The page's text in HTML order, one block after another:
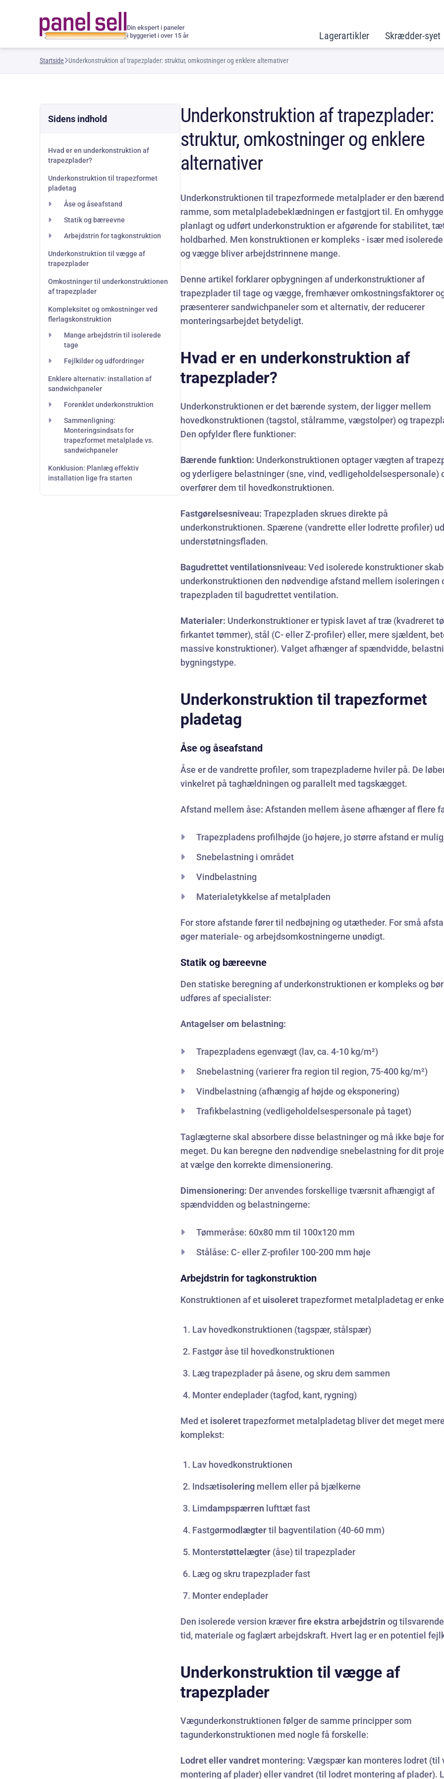
Din ekspert i paneler
i byggeriet i over 15 år
Lagerartikler Skrædder-syet
Startside Underkonstruktion af trapezplader: struktur, omkostninger og enklere alternativer
Underkonstruktion af trapezplader:
struktur, omkostninger og enklere
alternativer
Underkonstruktionen til trapezformede metalplader er den
ramme, som metalpladebeklædningen er fastgjort til. En
planlagt og udført underkonstruktion er afgørende for stabilitet,
holdbarhed. Men konstruktionen er kompleks - især med
og vægge bliver arbejdstrinnene mange.
Denne artikel forklarer opbygningen af underkonstruktioner af
trapezplader til tage og vægge, fremhæver omkostningsfaktorer
præsenterer sandwichpaneler som et alternativ, der reducerer
monteringsarbejdet betydeligt.
Hvad er en underkonstruktion af
trapezplader?
Underkonstruktionen er det bærende system, der ligger mellem
hovedkonstruktionen (tagstol, stålramme, vægstolper) og
Den opfylder flere funktioner:
Bærende funktion: Underkonstruktionen optager vægten af
og yderligere belastninger (sne, vind, vedligeholdelsespersonale)
overfører dem til hovedkonstruktionen.
Fastgørelsesniveau: Trapezpladen skrues direkte på
underkonstruktionen. Spærene (vandrette eller lodrette profiler)
understøtningsfladen.
Bagudrettet ventilationsniveau: Ved isolerede konstruktioner
underkonstruktionen den nødvendige afstand mellem isoleringen
trapezpladen til bagudrettet ventilation.
Materialer: Underkonstruktioner er typisk lavet af træ (kvadreret
firkantet tømmer), stål (C- eller Z-profiler) eller, mere sjældent,
massive konstruktioner). Valget afhænger af spændvidde,
bygningstype.
Underkonstruktion til trapezformet
pladetag
Åse og åseafstand
Åse er de vandrette profiler, som trapezpladerne hviler på. De
vinkelret på taghældningen og parallelt med tagskægget.
Afstand mellem åse: Afstanden mellem åsene afhænger af flere
Trapezpladens profilhøjde (jo højere, jo større afstand er
Snebelastning i området
Vindbelastning
Materialetykkelse af metalpladen
For store afstande fører til nedbøjning og utætheder. For små
øger materiale- og arbejdsomkostningerne unødigt.
Statik og bæreevne
Den statiske beregning af underkonstruktionen er kompleks og bør
udføres af specialister:
Antagelser om belastning:
Trapezpladens egenvægt (lav, ca. 4-10 kg/m²)
Snebelastning (varierer fra region til region, 75-400 kg/m²)
Vindbelastning (afhængig af højde og eksponering)
Trafikbelastning (vedligeholdelsespersonale på taget)
Taglægterne skal absorbere disse belastninger og må ikke bøje for
meget. Du kan beregne den nødvendige snebelastning for dit
at vælge den korrekte dimensionering.
Dimensionering: Der anvendes forskellige tværsnit afhængigt af
spændvidden og belastningerne:
Tømmeråse: 60x80 mm til 100x120 mm
Stålåse: C- eller Z-profiler 100-200 mm høje
Arbejdstrin for tagkonstruktion
Konstruktionen af et uisolerettrapezformet metalpladetag er
Lav hovedkonstruktionen (tagspær, stålspær)
Fastgør åse til hovedkonstruktionen
Læg trapezplader på åsene, og skru dem sammen
Monter endeplader (tagfod, kant, rygning)
Med et isolerettrapezformet metalpladetag bliver det meget
komplekst:
Lav hovedkonstruktionen
Indsætisolering mellem eller på bjælkerne
Limdampspærren lufttæt fast
Fastgørmodlægtertil bagventilation (40-60 mm)
Monterstøttelægter (åse) til trapezplader
Læg og skru trapezplader fast
Monter endeplader
Den isolerede version kræverfire ekstra arbejdstrinog
tid, materiale og faglært arbejdskraft. Hvert lag er en potentiel
Underkonstruktion til vægge af
trapezplader
Vægunderkonstruktionen følger de samme principper som
tagunderkonstruktionen med nogle få forskelle:
Lodret eller vandret montering: Vægspær kan monteres lodret (til
montering af plader) eller vandret (til lodret montering af plader).
Sidens indhold
Hvad er en underkonstruktion af
trapezplader?
Underkonstruktion til trapezformet
pladetag
Åse og åseafstand
Statik og bæreevne
Arbejdstrin for tagkonstruktion
Underkonstruktion til vægge af
trapezplader
Omkostninger til underkonstruktionen
af trapezplader
Kompleksitet og omkostninger ved
flerlagskonstruktion
Mange arbejdstrin til isolerede
tage
Fejlkilder og udfordringer
Enklere alternativ: installation af
sandwichpaneler
Forenklet underkonstruktion
Sammenligning:
Monteringsindsats for
trapezformet metalplade vs.
sandwichpaneler
Konklusion: Planlæg effektiv
installation lige fra starten